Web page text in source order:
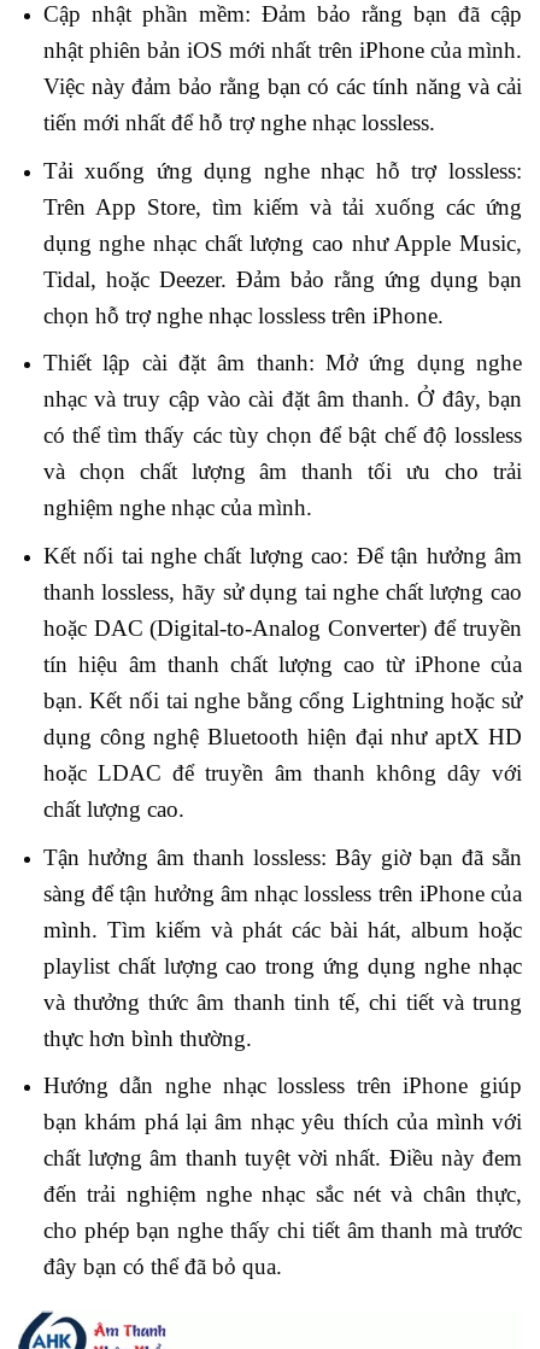
Cập nhật phần mềm: Đảm bảo rằng bạn đã cập
nhật phiên bản iOS mới nhất trên iPhone của mình.
Việc này đảm bảo rằng bạn có các tính năng và cải
tiến mới nhất để hỗ trợ nghe nhạc lossless.
Tải xuống ứng dụng nghe nhạc hỗ trợ lossless:
Trên App Store, tìm kiếm và tải xuống các ứng
dụng nghe nhạc chất lượng cao như Apple Music,
Tidal, hoặc Deezer. Đảm bảo rằng ứng dụng bạn
chọn hỗ trợ nghe nhạc lossless trên iPhone.
Thiết lập cài đặt âm thanh: Mở ứng dụng nghe
nhạc và truy cập vào cài đặt âm thanh. Ở đây, bạn
có thể tìm thấy các tùy chọn để bật chế độ lossless
và chọn chất lượng âm thanh tối ưu cho trải
nghiệm nghe nhạc của mình.
Kết nối tai nghe chất lượng cao: Để tận hưởng âm
thanh lossless, hãy sử dụng tai nghe chất lượng cao
hoặc DAC (Digital-to-Analog Converter) để truyền
tín hiệu âm thanh chất lượng cao từ iPhone của
bạn. Kết nối tai nghe bằng cổng Lightning hoặc sử
dụng công nghệ Bluetooth hiện đại như aptX HD
hoặc LDAC để truyền âm thanh không dây với
chất lượng cao.
Tận hưởng âm thanh lossless: Bây giờ bạn đã sẵn
sàng để tận hưởng âm nhạc lossless trên iPhone của
mình. Tìm kiếm và phát các bài hát, album hoặc
playlist chất lượng cao trong ứng dụng nghe nhạc
và thưởng thức âm thanh tinh tế, chi tiết và trung
thực hơn bình thường.
Hướng dẫn nghe nhạc lossless trên iPhone giúp
bạn khám phá lại âm nhạc yêu thích của mình với
chất lượng âm thanh tuyệt vời nhất. Điều này đem
đến trải nghiệm nghe nhạc sắc nét và chân thực,
cho phép bạn nghe thấy chi tiết âm thanh mà trước
đây bạn có thể đã bỏ qua.